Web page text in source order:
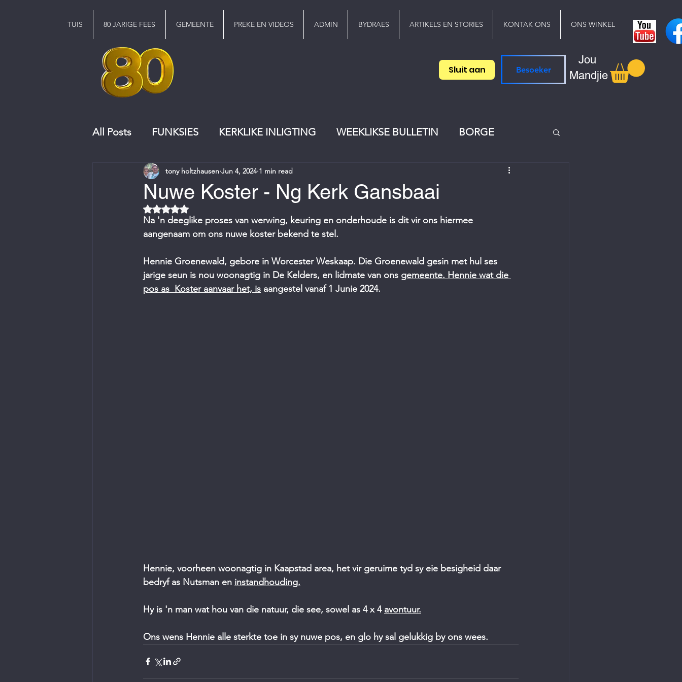
TUIS 80 JARIGE FEES GEMEENTE PREKE EN VIDEOS ADMIN BYDRAES ARTIKELS EN STORIES KONTAK ONS ONS WINKEL
Sluit aan Besoeker
Jou
Mandjie
All Posts FUNKSIES KERKLIKE INLIGTING WEEKLIKSE BULLETIN BORGE
KERKRAAD KOOR EREDIENS
Nuwe Koster - Ng Kerk Gansbaai
tony holtzhausen Jun 4, 2024 1 min read
Rated NaN out of 5 stars.
Na 'n deeglike proses van werwing, keuring en onderhoude is dit vir ons hiermee
aangenaam om ons nuwe koster bekend te stel.
Hennie Groenewald, gebore in Worcester Weskaap. Die Groenewald gesin met hul ses
jarige seun is nou woonagtig in De Kelders, en lidmate van ons gemeente. Hennie wat die
pos as  Koster aanvaar het, is aangestel vanaf 1 Junie 2024.
Hennie, voorheen woonagtig in Kaapstad area, het vir geruime tyd sy eie besigheid daar
bedryf as Nutsman en instandhouding.
Hy is 'n man wat hou van die natuur, die see, sowel as 4 x 4 avontuur.
Ons wens Hennie alle sterkte toe in sy nuwe pos, en glo hy sal gelukkig by ons wees.